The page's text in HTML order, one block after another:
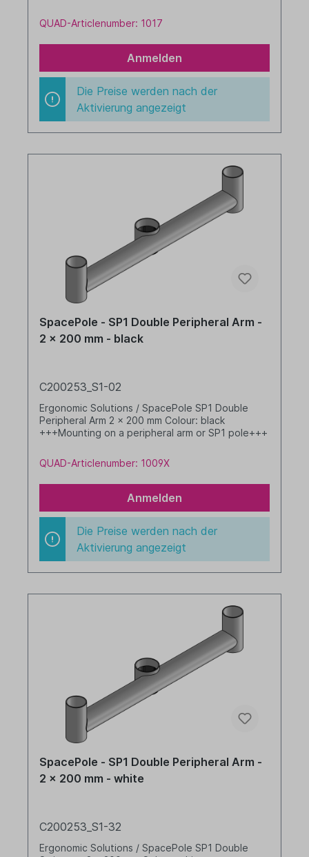
QUAD-Articlenumber: 1017
Anmelden
Die Preise werden nach der
Aktivierung angezeigt
SpacePole - SP1 Double Peripheral Arm -
2 x 200 mm - black
C200253_S1-02
Ergonomic Solutions / SpacePole SP1 Double
Peripheral Arm 2 x 200 mm Colour: black
+++Mounting on a peripheral arm or SP1 pole+++
QUAD-Articlenumber: 1009X
Anmelden
Die Preise werden nach der
Aktivierung angezeigt
SpacePole - SP1 Double Peripheral Arm -
2 x 200 mm - white
C200253_S1-32
Ergonomic Solutions / SpacePole SP1 Double